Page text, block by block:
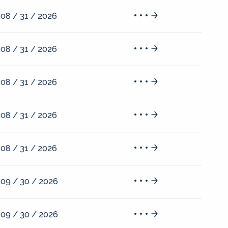
08 / 31 / 2026
08 / 31 / 2026
08 / 31 / 2026
08 / 31 / 2026
08 / 31 / 2026
09 / 30 / 2026
09 / 30 / 2026